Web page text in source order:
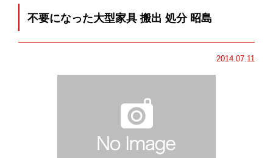
不要になった大型家具 搬出 処分 昭島
2014.07.11